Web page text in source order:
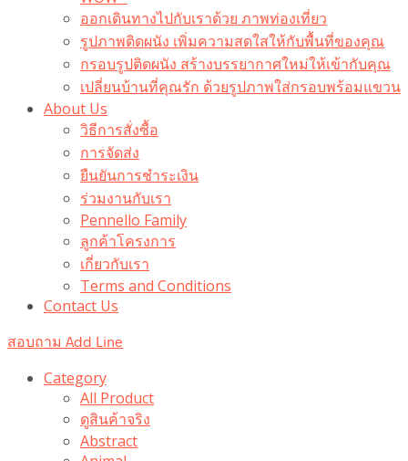
ออกเดินทางไปกับเราด้วย ภาพท่องเที่ยว
รูปภาพติดผนัง เพิ่มความสดใสให้กับพื้นที่ของคุณ
กรอบรูปติดผนัง สร้างบรรยากาศใหม่ให้เข้ากับคุณ
เปลี่ยนบ้านที่คุณรัก ด้วยรูปภาพใส่กรอบพร้อมแขวน​
About Us
วิธีการสั่งซื้อ
การจัดส่ง
ยืนยันการชำระเงิน
ร่วมงานกับเรา
Pennello Family
ลูกค้าโครงการ
เกี่ยวกับเรา
Terms and Conditions
Contact Us
สอบถาม Add Line
Category
All Product
ดูสินค้าจริง
Abstract